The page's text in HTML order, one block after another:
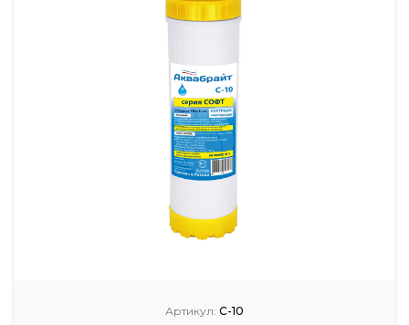
Артикул: С-10